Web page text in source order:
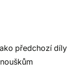
předchozí díly